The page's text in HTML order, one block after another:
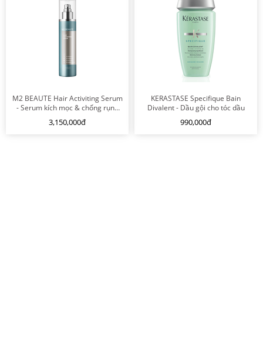
M2 BEAUTE Hair Activiting Serum
- Serum kích mọc & chống rụng
3,150,000đ
KERASTASE Specifique Bain
Divalent - Dầu gội cho tóc dầu
990,000đ